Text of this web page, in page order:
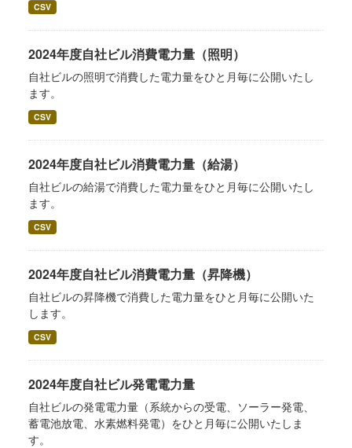
CSV
2024年度自社ビル消費電力量（照明）
自社ビルの照明で消費した電力量をひと月毎に公開いたし
ます。
CSV
2024年度自社ビル消費電力量（給湯）
自社ビルの給湯で消費した電力量をひと月毎に公開いたし
ます。
CSV
2024年度自社ビル消費電力量（昇降機）
自社ビルの昇降機で消費した電力量をひと月毎に公開いた
します。
CSV
2024年度自社ビル発電電力量
自社ビルの発電電力量（系統からの受電、ソーラー発電、
蓄電池放電、水素燃料発電）をひと月毎に公開いたしま
す。